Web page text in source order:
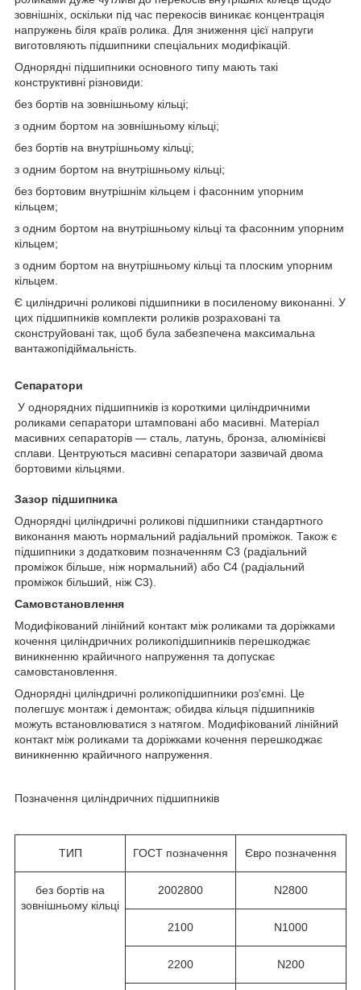
зовнішніх, оскільки під час перекосів виникає концентрація
напружень біля країв ролика. Для зниження цієї напруги
виготовляють підшипники спеціальних модифікацій.
Однорядні підшипники основного типу мають такі
конструктивні різновиди:
без бортів на зовнішньому кільці;
з одним бортом на зовнішньому кільці;
без бортів на внутрішньому кільці;
з одним бортом на внутрішньому кільці;
без бортовим внутрішнім кільцем і фасонним упорним
кільцем;
з одним бортом на внутрішньому кільці та фасонним упорним
кільцем;
з одним бортом на внутрішньому кільці та плоским упорним
кільцем.
Є циліндричні роликові підшипники в посиленому виконанні. У
цих підшипників комплекти роликів розраховані та
сконструйовані так, щоб була забезпечена максимальна
вантажопідіймальність.
Сепаратори
У однорядних підшипників із короткими циліндричними
роликами сепаратори штамповані або масивні. Матеріал
масивних сепараторів — сталь, латунь, бронза, алюмінієві
сплави. Центруються масивні сепаратори зазвичай двома
бортовими кільцями.
Зазор підшипника
Однорядні циліндричні роликові підшипники стандартного
виконання мають нормальний радіальний проміжок. Також є
підшипники з додатковим позначенням С3 (радіальний
проміжок більше, ніж нормальний) або С4 (радіальний
проміжок більший, ніж С3).
Самовстановлення
Модифікований лінійний контакт між роликами та доріжками
кочення циліндричних роликопідшипників перешкоджає
виникненню крайичного напруження та допускає
самовстановлення.
Однорядні циліндричні роликопідшипники роз'ємні. Це
полегшує монтаж і демонтаж; обидва кільця підшипників
можуть встановлюватися з натягом. Модифікований лінійний
контакт між роликами та доріжками кочення перешкоджає
виникненню крайичного напруження.
Позначення циліндричних підшипників
ТИП ГОСТ позначення Євро позначення
без бортів на
зовнішньому кільці
2002800 N2800
2100 N1000
2200 N200